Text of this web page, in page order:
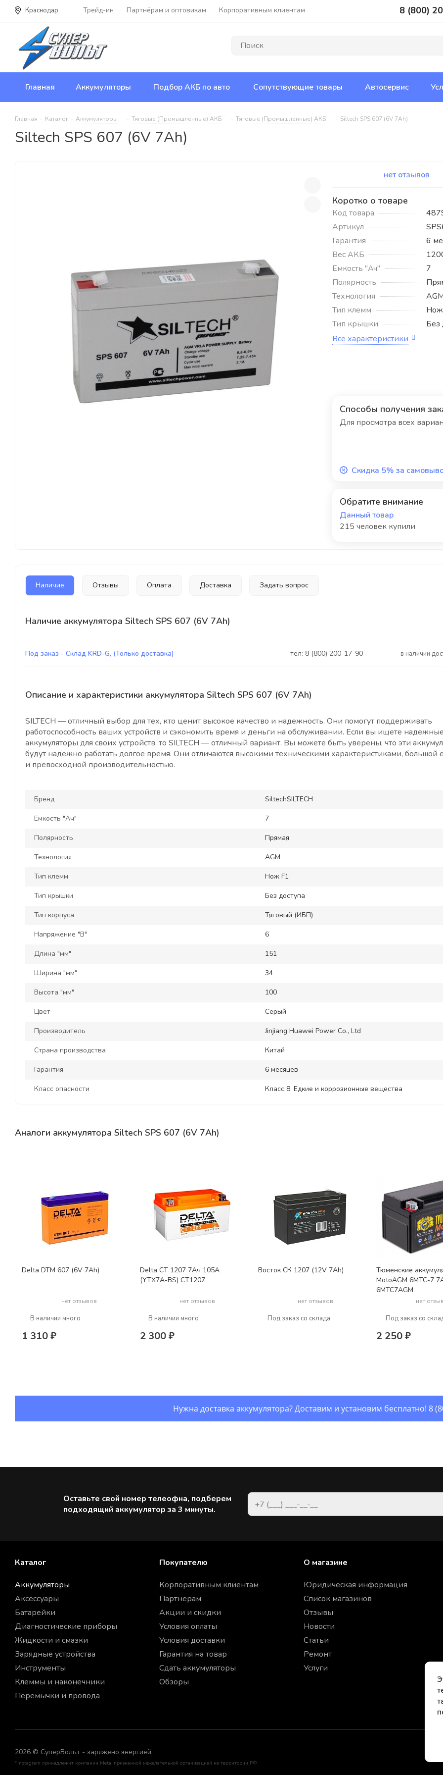
Краснодар Трейд-ин Партнёрам и оптовикам Корпоративным клиентам 8 (800)
Главная Аккумуляторы Подбор АКБ по авто Сопутствующие товары Автосервис
Главная - Каталог - Аккумуляторы - Тяговые (Промышленные) АКБ - Тяговые (Промышленные) АКБ - Siltech SPS 607 (6V 7Ah)
Siltech SPS 607 (6V 7Ah)
нет отзывов
Коротко о товаре
Код товара
Артикул
Гарантия
6
Вес АКБ
Емкость "Ач"
7
Полярность
Технология
Тип клемм
Тип крышки
Без
Все характеристики
Способы получения
Для просмотра всех
Скидка 5% за
Обратите внимание
Данный товар
215 человек купили
Наличие Отзывы Оплата Доставка Задать вопрос
Наличие аккумулятора Siltech SPS 607 (6V 7Ah)
тел: 8 (800) 200-17-90 В наличии
Под заказ - Склад KRD-G, (Только доставка)
Описание и характеристики аккумулятора Siltech SPS 607 (6V 7Ah)
SILTECH — отличный выбор для тех, кто ценит высокое качество и надежность. Они помогут поддерживать
работоспособность ваших устройств и сэкономить время и деньги на обслуживании. Если вы ищете надежные
аккумуляторы для своих устройств, то SILTECH — отличный вариант. Вы можете быть уверены, что эти
будут надежно работать долгое время. Они отличаются высокими техническими характеристиками, большой
и превосходной производительностью.
Бренд SiltechSILTECH
Емкость "Ач" 7
Полярность Прямая
Технология AGM
Тип клемм Нож F1
Тип крышки Без доступа
Тип корпуса Тяговый (ИБП)
Напряжение "В" 6
Длина "мм" 151
Ширина "мм" 34
Высота "мм" 100
Цвет Серый
Производитель Jinjiang Huawei Power Co., Ltd
Страна производства Китай
Гарантия 6 месяцев
Класс опасности Класс 8. Едкие и коррозионные вещества
Аналоги аккумулятора Siltech SPS 607 (6V 7Ah)
Delta DTM 607 (6V 7Ah)
нет отзывов
В наличии много
1 310 ₽
Delta CT 1207 7Ач 105А
(YTX7A-BS) CT1207
нет отзывов
В наличии много
2 300 ₽
Восток СК 1207 (12V 7Ah)
нет отзывов
Под заказ со склада
Тюменские
MotoAGM 6МТС-7
6MTC7AGM
нет
Под заказ со
2 250 ₽
Нужна доставка аккумулятора? Доставим и установим бесплатно! 8
Оставьте свой номер телеофна, подберем
подходящий аккумулятор за 3 минуты.
Каталог
Аккумуляторы
Аксессуары
Батарейки
Диагностические приборы
Жидкости и смазки
Зарядные устройства
Инструменты
Клеммы и наконечники
Перемычки и провода
Покупателю
Корпоративным клиентам
Партнерам
Акции и скидки
Условия оплаты
Условия доставки
Гарантия на товар
Сдать аккумуляторы
Обзоры
О магазине
Юридическая информация
Список магазинов
Отзывы
Новости
Статьи
Ремонт
Услуги
2026 © СуперВольт - заряжено энергией
*Instagram принадлежит компании Meta, признанной нежелательной организацией на территории РФ